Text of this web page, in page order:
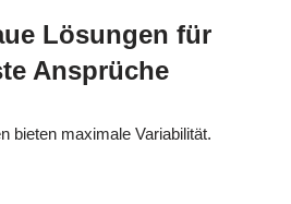
Lösungen für
Ansprüche
bieten maximale Variabilität.